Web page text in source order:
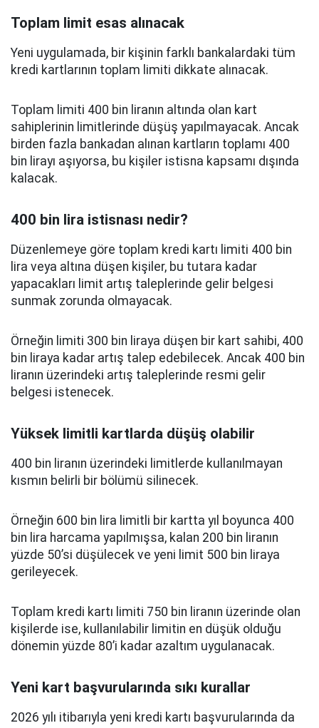
Toplam limit esas alınacak
Yeni uygulamada, bir kişinin farklı bankalardaki tüm
kredi kartlarının toplam limiti dikkate alınacak.
Toplam limiti 400 bin liranın altında olan kart
sahiplerinin limitlerinde düşüş yapılmayacak. Ancak
birden fazla bankadan alınan kartların toplamı 400
bin lirayı aşıyorsa, bu kişiler istisna kapsamı dışında
kalacak.
400 bin lira istisnası nedir?
Düzenlemeye göre toplam kredi kartı limiti 400 bin
lira veya altına düşen kişiler, bu tutara kadar
yapacakları limit artış taleplerinde gelir belgesi
sunmak zorunda olmayacak.
Örneğin limiti 300 bin liraya düşen bir kart sahibi, 400
bin liraya kadar artış talep edebilecek. Ancak 400 bin
liranın üzerindeki artış taleplerinde resmi gelir
belgesi istenecek.
Yüksek limitli kartlarda düşüş olabilir
400 bin liranın üzerindeki limitlerde kullanılmayan
kısmın belirli bir bölümü silinecek.
Örneğin 600 bin lira limitli bir kartta yıl boyunca 400
bin lira harcama yapılmışsa, kalan 200 bin liranın
yüzde 50’si düşülecek ve yeni limit 500 bin liraya
gerileyecek.
Toplam kredi kartı limiti 750 bin liranın üzerinde olan
kişilerde ise, kullanılabilir limitin en düşük olduğu
dönemin yüzde 80’i kadar azaltım uygulanacak.
Yeni kart başvurularında sıkı kurallar
2026 yılı itibarıyla yeni kredi kartı başvurularında da